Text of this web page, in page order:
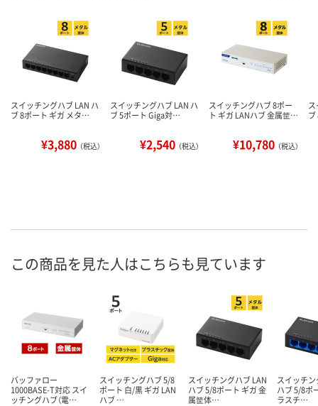
スイッチングハブ LAN ハ
ブ 8ポート ギガ メタ…
¥3,880 （税込）
スイッチングハブ LAN ハ
ブ 5ポート Giga対…
¥2,540 （税込）
スイッチングハブ 8ポー
ト ギガ LANハブ 金属筐…
¥10,780 （税込）
この商品を見た人はこちらも見ています
バッファロー
1000BASE-T対応 スイ
ッチングハブ（電…
スイッチングハブ 5/8
ポート 白/黒 ギガ LAN
ハブ …
スイッチングハブ LAN
ハブ 5/8ポート ギガ 金
属筐体…
スイッチ
ハブ 5/8ポ
ラスチ…